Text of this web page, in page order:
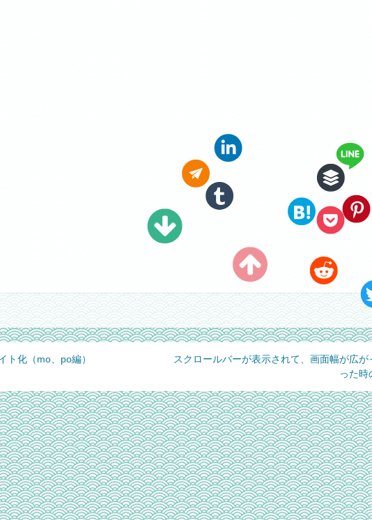
ト化（mo、po編）
スクロールバーが表示されて、画面幅が広が
った時